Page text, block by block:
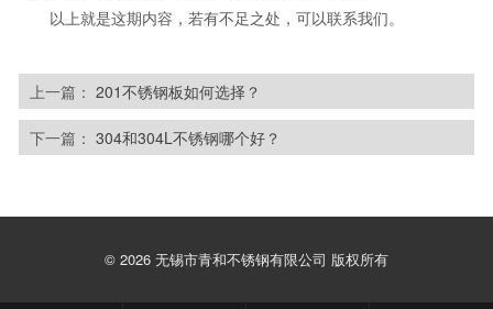
以上就是这期内容，若有不足之处，可以联系我们。
上一篇： 201不锈钢板如何选择？
下一篇： 304和304L不锈钢哪个好？
© 2026 无锡市青和不锈钢有限公司 版权所有